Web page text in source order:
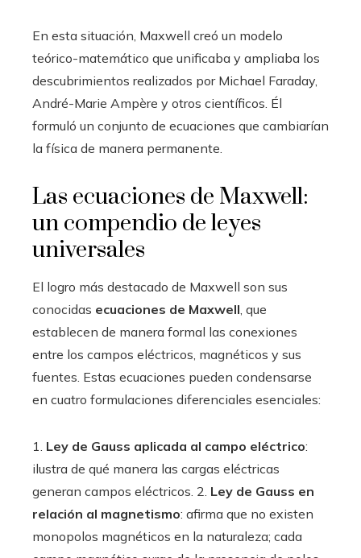
En esta situación, Maxwell creó un modelo
teórico-matemático que unificaba y ampliaba los
descubrimientos realizados por Michael Faraday,
André-Marie Ampère y otros científicos. Él
formuló un conjunto de ecuaciones que cambiarían
la física de manera permanente.
Las ecuaciones de Maxwell:
un compendio de leyes
universales
El logro más destacado de Maxwell son sus
conocidas ecuaciones de Maxwell , que
establecen de manera formal las conexiones
entre los campos eléctricos, magnéticos y sus
fuentes. Estas ecuaciones pueden condensarse
en cuatro formulaciones diferenciales esenciales:
1. Ley de Gauss aplicada al campo eléctrico:
ilustra de qué manera las cargas eléctricas
generan campos eléctricos. 2. Ley de Gauss en
relación al magnetismo: afirma que no existen
monopolos magnéticos en la naturaleza; cada